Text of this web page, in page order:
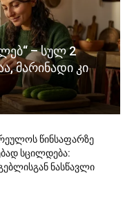
– სულ 2
მარინადი კი
წინსაფარზე
სცილდება:
ნასწავლი